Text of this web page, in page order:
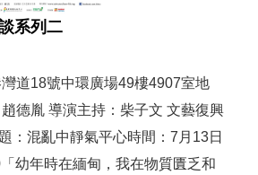
系列二
道18號中環廣場49樓4907室地
德胤 導演主持：柴子文 文藝復興
：混亂中靜氣平心時間：7月13日
幼年時在緬甸，我在物質匱乏和